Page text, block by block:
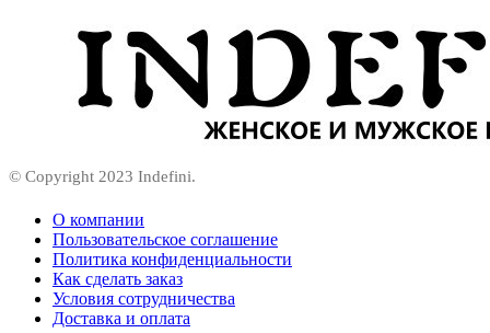
© Copyright 2023 Indefini.
О компании
Пользовательское соглашение
Политика конфиденциальности
Как сделать заказ
Условия сотрудничества
Доставка и оплата